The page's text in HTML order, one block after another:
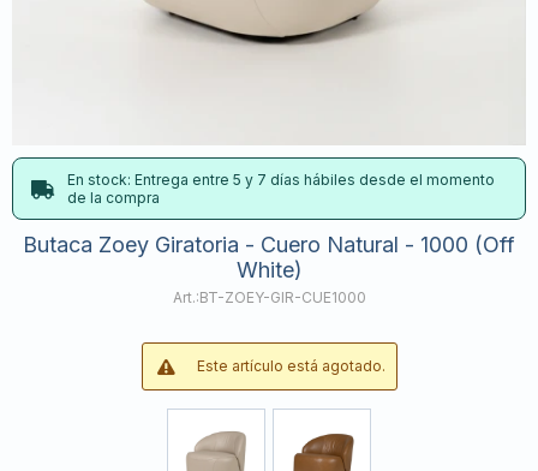
En stock: Entrega entre 5 y 7 días hábiles desde el momento
de la compra
Butaca Zoey Giratoria - Cuero Natural - 1000 (Off
White)
BT-ZOEY-GIR-CUE1000
Este artículo está agotado.